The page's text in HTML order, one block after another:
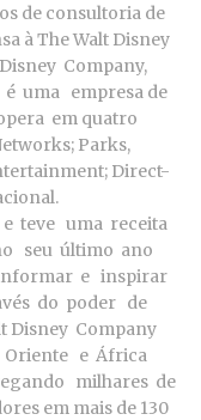
de consultoria de
à The Walt Disney
Company,
uma empresa de
em quatro
Parks,
Direct-
teve uma receita
seu último ano
e inspirar
do poder de
Disney Company
Oriente e África
milhares de
em mais de 130